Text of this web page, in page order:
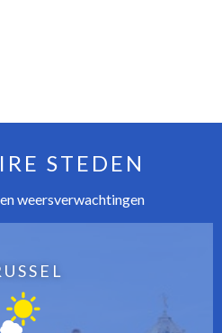
STEDEN
weersverwachtingen